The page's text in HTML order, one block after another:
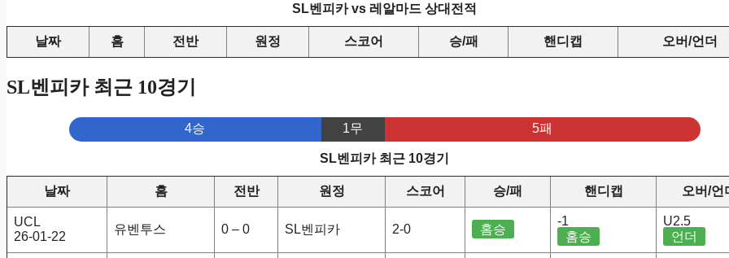
SL벤피카 vs 레알마드 상대전적
날짜 홈 전반 원정 스코어 승/패 핸디캡 오버/언더
SL벤피카 최근 10경기
4승 1무 5패
SL벤피카 최근 10경기
날짜 홈 전반 원정 스코어 승/패 핸디캡 오버/언
UCL
26-01-22
유벤투스 0 – 0 SL벤피카 2-0 홈승
-1
홈승
U2.5
언더